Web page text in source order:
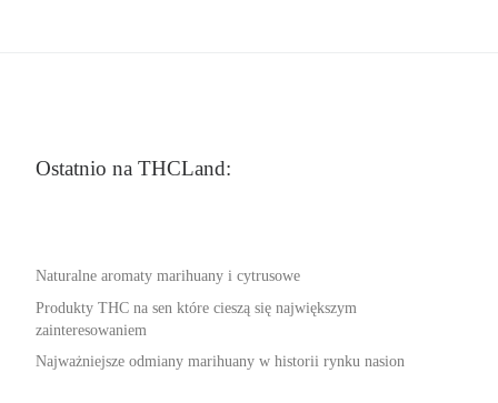
Ostatnio na THCLand:
Naturalne aromaty marihuany i cytrusowe
Produkty THC na sen które cieszą się największym
zainteresowaniem
Najważniejsze odmiany marihuany w historii rynku nasion